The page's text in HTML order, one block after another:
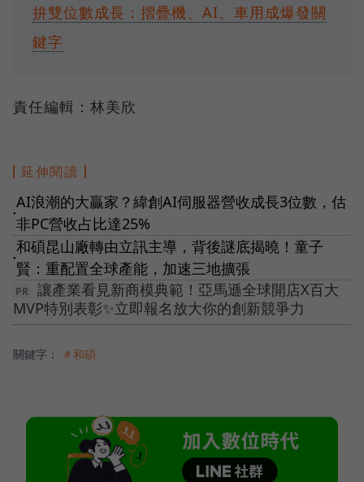
拚雙位數成長：摺疊機、AI、車用成爆發關
鍵字
責任編輯：林美欣
延伸閱讀
●
AI浪潮的大贏家？緯創AI伺服器營收成長3位數，估
非PC營收占比達25%
●
和碩昆山廠轉由立訊主導，背後謎底揭曉！童子
賢：重配置全球產能，加速三地擴張
讓產業看見新商模典範！亞馬遜全球開店X百大
MVP特別表彰✨立即報名放大你的創新競爭力
關鍵字： ＃和碩